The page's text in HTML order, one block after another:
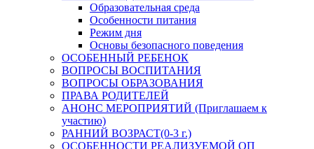
Образовательная среда
Особенности питания
Режим дня
Основы безопасного поведения
ОСОБЕННЫЙ РЕБЕНОК
ВОПРОСЫ ВОСПИТАНИЯ
ВОПРОСЫ ОБРАЗОВАНИЯ
ПРАВА РОДИТЕЛЕЙ
АНОНС МЕРОПРИЯТИЙ (Приглашаем к
участию)
РАННИЙ ВОЗРАСТ(0-3 г.)
ОСОБЕННОСТИ РЕАЛИЗУЕМОЙ ОП